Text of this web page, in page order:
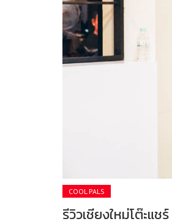
COOL PALS
รีวิวเชียงใหม่โต๊ะแช